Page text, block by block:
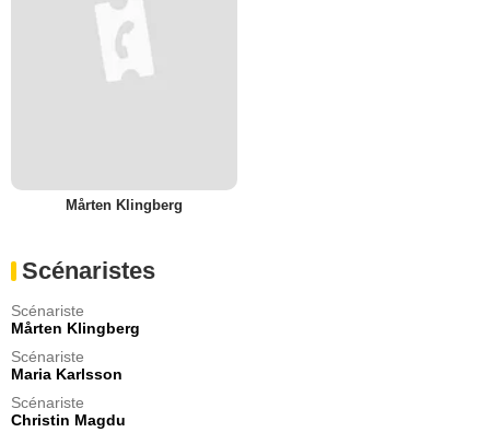
Mårten Klingberg
Scénaristes
Scénariste
Mårten Klingberg
Scénariste
Maria Karlsson
Scénariste
Christin Magdu